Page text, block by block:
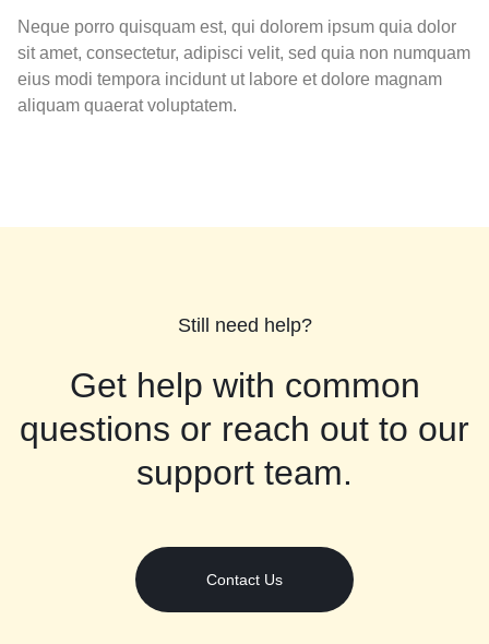
Neque porro quisquam est, qui dolorem ipsum quia dolor
sit amet, consectetur, adipisci velit, sed quia non numquam
eius modi tempora incidunt ut labore et dolore magnam
aliquam quaerat voluptatem.
Still need help?
Get help with common
questions or reach out to our
support team.
Contact Us